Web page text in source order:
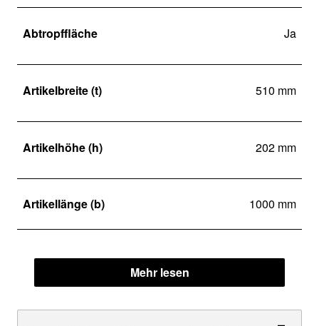
Abtropffläche Ja
Artikelbreite (t) 510 mm
Artikelhöhe (h) 202 mm
Artikellänge (b) 1000 mm
Mehr lesen